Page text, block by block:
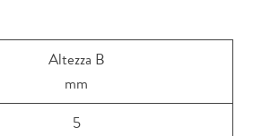
Altezza B
mm
5